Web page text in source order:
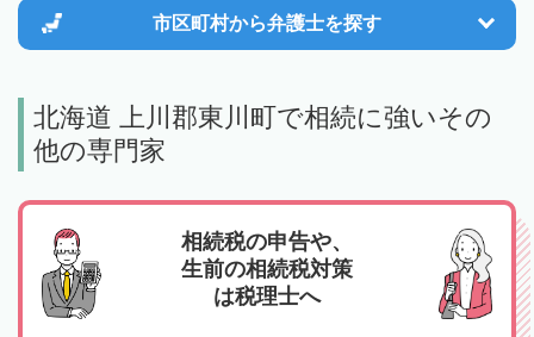
市区町村から弁護士を探す
北海道 上川郡東川町で相続に強いその
他の専門家
相続税の申告や、
生前の相続税対策
は税理士へ